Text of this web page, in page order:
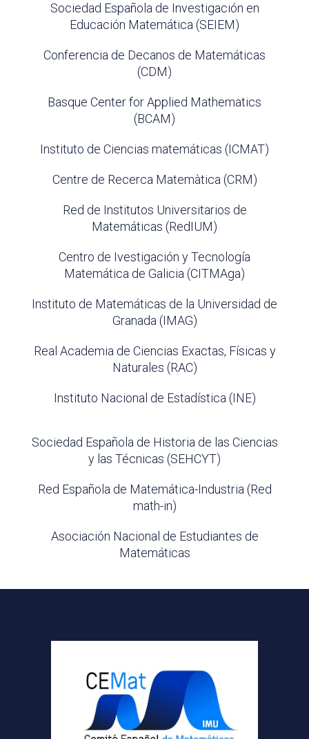
Sociedad Española de Investigación en
Educación Matemática (SEIEM)
Conferencia de Decanos de Matemáticas
(CDM)
Basque Center for Applied Mathematics
(BCAM)
Instituto de Ciencias matemáticas (ICMAT)
Centre de Recerca Matemàtica (CRM)
Red de Institutos Universitarios de
Matemáticas (RedIUM)
Centro de Ivestigación y Tecnología
Matemática de Galicia (CITMAga)
Instituto de Matemáticas de la Universidad de
Granada (IMAG)
Real Academia de Ciencias Exactas, Físicas y
Naturales (RAC)
Instituto Nacional de Estadística (INE)
Sociedad Española de Historia de las Ciencias
y las Técnicas (SEHCYT)
Red Española de Matemática-Industria (Red
math-in)
Asociación Nacional de Estudiantes de
Matemáticas